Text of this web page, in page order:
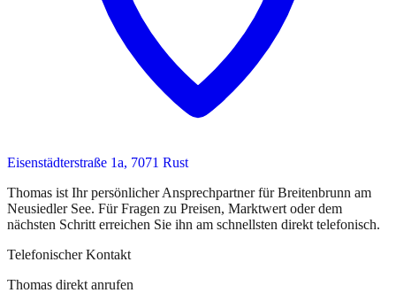
Eisenstädterstraße 1a, 7071 Rust
Thomas ist Ihr persönlicher Ansprechpartnerfür Breitenbrunn am
Neusiedler See. Für Fragen zu Preisen, Marktwert oder dem
nächsten Schritt erreichen Sie ihn am schnellsten direkt telefonisch.
Telefonischer Kontakt
Thomas direkt anrufen